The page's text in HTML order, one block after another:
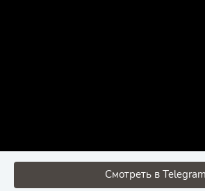
Смотреть в Telegram